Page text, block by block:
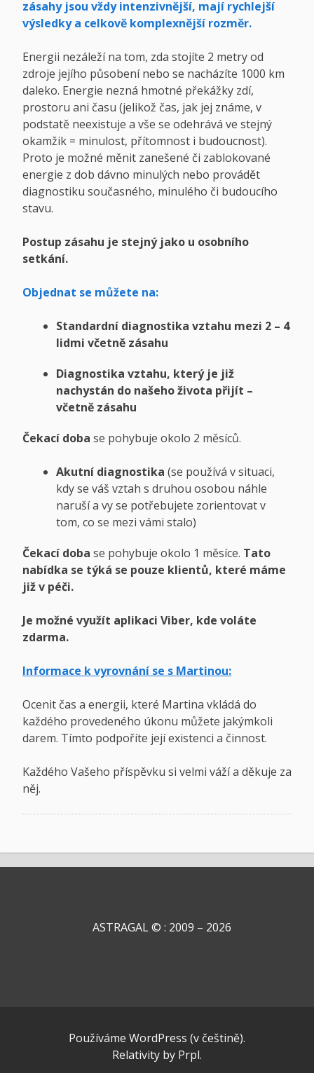
zásahy jsou vždy intenzivnější, mají rychlejší
výsledky a celkově komplexnější rozměr.
Energii nezáleží na tom, zda stojíte 2 metry od
zdroje jejího působení nebo se nacházíte 1000 km
daleko. Energie nezná hmotné překážky zdí,
prostoru ani času (jelikož čas, jak jej známe, v
podstatě neexistuje a vše se odehrává ve stejný
okamžik = minulost, přítomnost i budoucnost).
Proto je možné měnit zanešené či zablokované
energie z dob dávno minulých nebo provádět
diagnostiku současného, minulého či budoucího
stavu.
Postup zásahu je stejný jako u osobního
setkání.
Objednat se můžete na:
Standardní diagnostika vztahu mezi 2 – 4
lidmi včetně zásahu
Diagnostika vztahu, který je již
nachystán do našeho života přijít –
včetně zásahu
Čekací doba se pohybuje okolo 2 měsíců.
Akutní diagnostika (se používá v situaci,
kdy se váš vztah s druhou osobou náhle
naruší a vy se potřebujete zorientovat v
tom, co se mezi vámi stalo)
Čekací doba se pohybuje okolo 1 měsíce. Tato
nabídka se týká se pouze klientů, které máme
již v péči.
Je možné využít aplikaci Viber, kde voláte
zdarma.
Informace k vyrovnání se s Martinou:
Ocenit čas a energii, které Martina vkládá do
každého provedeného úkonu můžete jakýmkoli
darem. Tímto podpoříte její existenci a činnost.
Každého Vašeho příspěvku si velmi váží a děkuje za
něj.
ASTRAGAL © : 2009 – 2026
Používáme WordPress (v češtině).
Relativity by Prpl.